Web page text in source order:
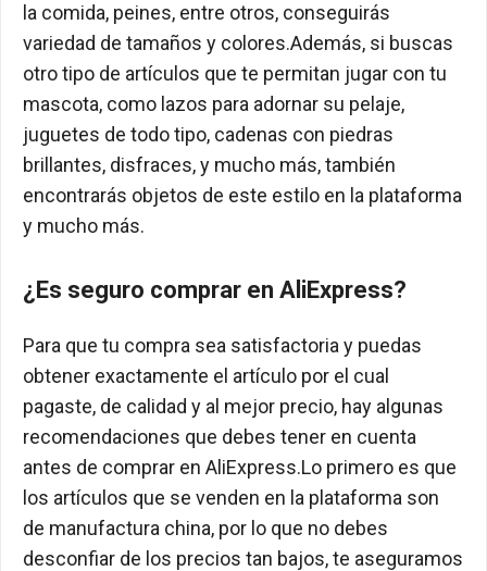
la comida, peines, entre otros, conseguirás
variedad de tamaños y colores.Además, si buscas
otro tipo de artículos que te permitan jugar con tu
mascota, como lazos para adornar su pelaje,
juguetes de todo tipo, cadenas con piedras
brillantes, disfraces, y mucho más, también
encontrarás objetos de este estilo en la plataforma
y mucho más.
¿Es seguro comprar en AliExpress?
Para que tu compra sea satisfactoria y puedas
obtener exactamente el artículo por el cual
pagaste, de calidad y al mejor precio, hay algunas
recomendaciones que debes tener en cuenta
antes de comprar en AliExpress.Lo primero es que
los artículos que se venden en la plataforma son
de manufactura china, por lo que no debes
desconfiar de los precios tan bajos, te aseguramos